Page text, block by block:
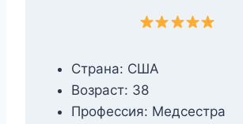
Страна: США
Возраст: 38
Профессия: Медсестра